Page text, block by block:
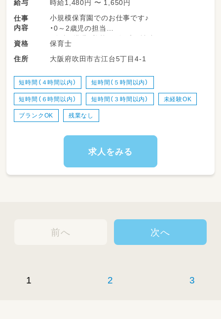
給与 時給1,480円 〜 1,650円
仕事
内容
小規模保育園でのお仕事です♪
・0～2歳児の担当
・食事、排泄、着替え、午睡の補助
・園内の環境整備
・保護者対応 ※勤務時間数・時間帯によっては
・連絡帳、各書類の記入 ※勤務時間数・時間帯
によって作成書類は異なります。
（連絡帳、個別指導計画票、週案、ヒヤリハット
等）
資格
保育士
住所
大阪府吹田市古江台5丁目4-1
短時間（４時間以内） 短時間（５時間以内）
短時間（６時間以内） 短時間（３時間以内） 未経験OK
ブランクOK 残業なし
求人をみる
前へ
1 2 3
次へ